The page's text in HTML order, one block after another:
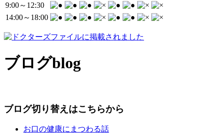
9:00～12:30
14:00～18:00
ブログblog
ブログ切り替えはこちらから
お口の健康にまつわる話